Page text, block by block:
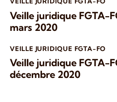
Veille juridique FGTA-
mars 2020
VEILLE JURIDIQUE FGTA-FO
Veille juridique FGTA-
décembre 2020